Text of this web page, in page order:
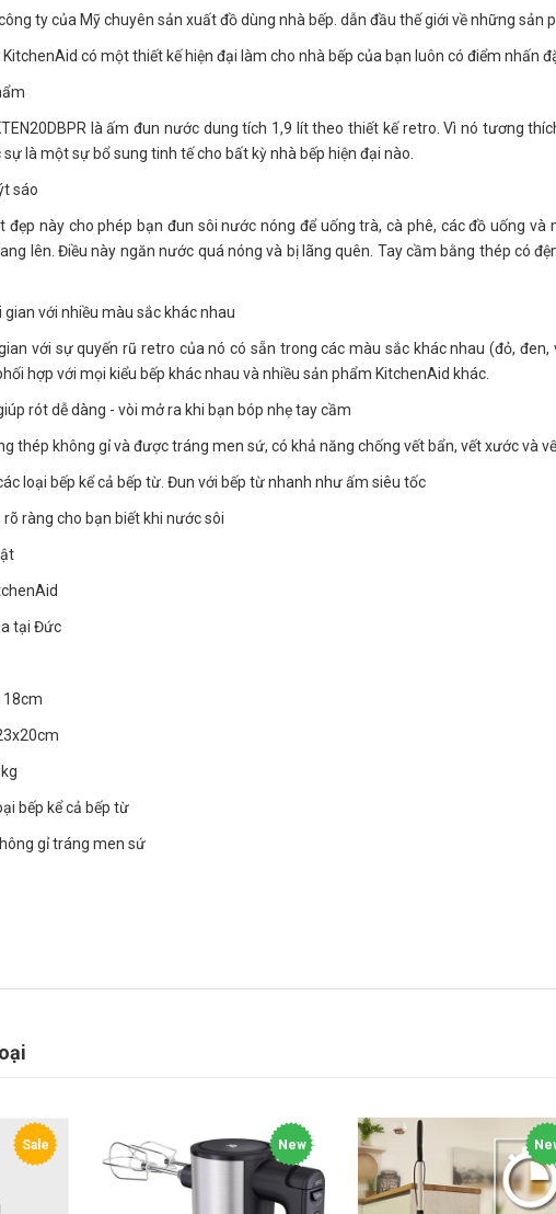
ty của Mỹ chuyên sản xuất đồ dùng nhà bếp. dẫn đầu thế giới về những sản
có một thiết kế hiện đại làm cho nhà bếp của bạn luôn có điểm nhấn
là ấm đun nước dung tích 1,9 lít theo thiết kế retro. Vì nó tương
là một sự bổ sung tinh tế cho bất kỳ nhà bếp hiện đại nào.
sáo
đẹp này cho phép bạn đun sôi nước nóng để uống trà, cà phê, các đồ uống và
lên. Điều này ngăn nước quá nóng và bị lãng quên. Tay cầm bằng thép có
với nhiều màu sắc khác nhau
với sự quyến rũ retro của nó có sẵn trong các màu sắc khác nhau (đỏ, đen,
hợp với mọi kiểu bếp khác nhau và nhiều sản phẩm KitchenAid khác.
rót dễ dàng - vòi mở ra khi bạn bóp nhẹ tay cầm
thép không gỉ và được tráng men sứ, có khả năng chống vết bẩn, vết xước và
loại bếp kể cả bếp từ. Đun với bếp từ nhanh như ấm siêu tốc
rõ ràng cho bạn biết khi nước sôi
tại Đức
bếp kể cả bếp từ
gỉ tráng men sứ
Sale New